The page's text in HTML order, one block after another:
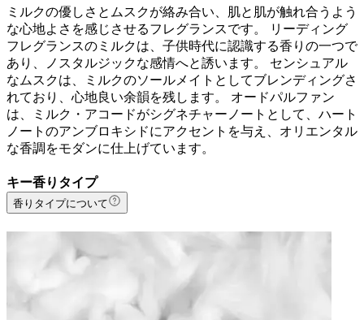
ミルクの優しさとムスクが絡み合い、肌と肌が触れ合うよう
な心地よさを感じさせるフレグランスです。 リーディング
フレグランスのミルクは、子供時代に認識する香りの一つで
あり、ノスタルジックな感情へと誘います。 センシュアル
なムスクは、ミルクのソールメイトとしてブレンディングさ
れており、心地良い余韻を残します。 オードパルファン
は、ミルク・アコードがシグネチャーノートとして、ハート
ノートのアンブロキシドにアクセントを与え、オリエンタル
な香調をモダンに仕上げています。
キー香りタイプ
香りタイプについて